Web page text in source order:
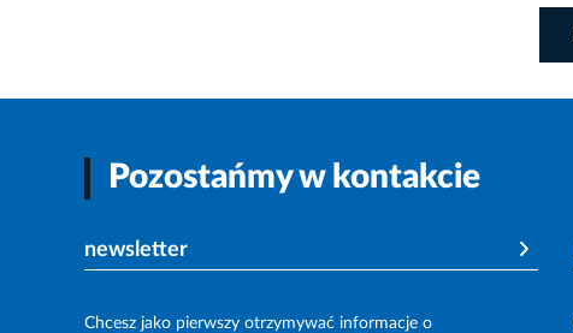
Pozostańmy w kontakcie
newsletter
Chcesz jako pierwszy otrzymywać informacje o